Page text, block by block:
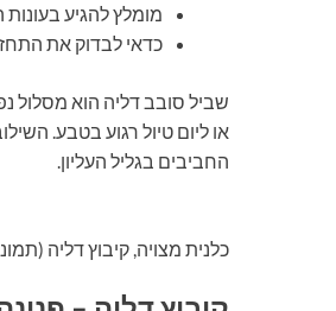
מומלץ להגיע
כדאי לבדוק את
שביל סובב דליה הוא מסלול
או ליום טיול רגוע בטבע.
החביבים בגליל העליון.
כלנית מצויה, קיבוץ דליה